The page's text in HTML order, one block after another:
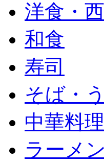
洋食・
和食
寿司
そば・
中華料理
ラーメン